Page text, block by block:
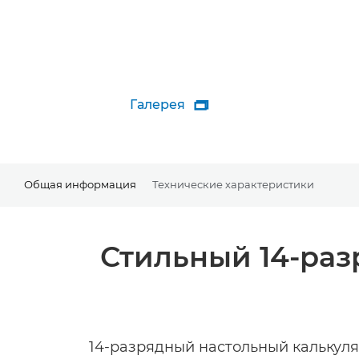
Галерея 
Общая информация Технические характеристики
Стильный 14-
14-разрядный настольный